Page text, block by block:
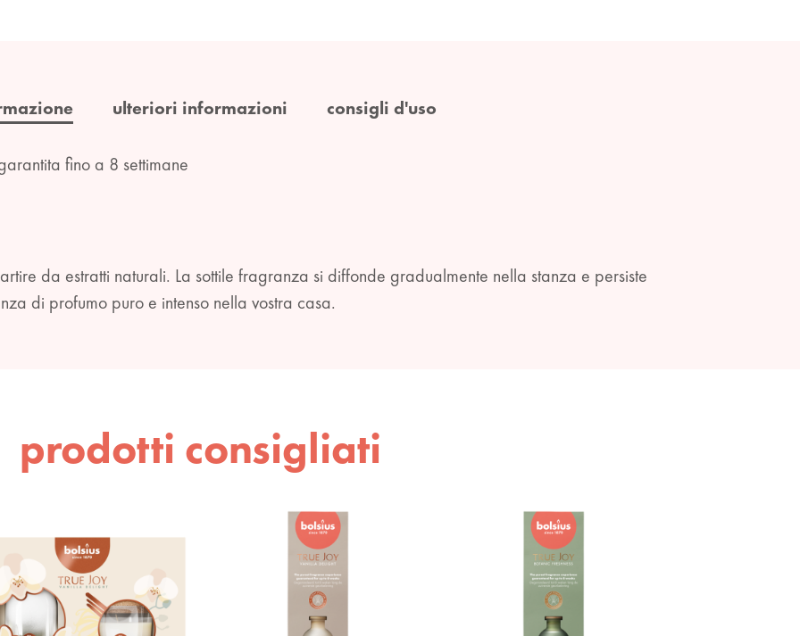
ulteriori informazioni consigli d'uso
fino a 8 settimane
da estratti naturali. La sottile fragranza si diffonde gradualmente nella stanza e persiste
di profumo puro e intenso nella vostra casa.
prodotti consigliati